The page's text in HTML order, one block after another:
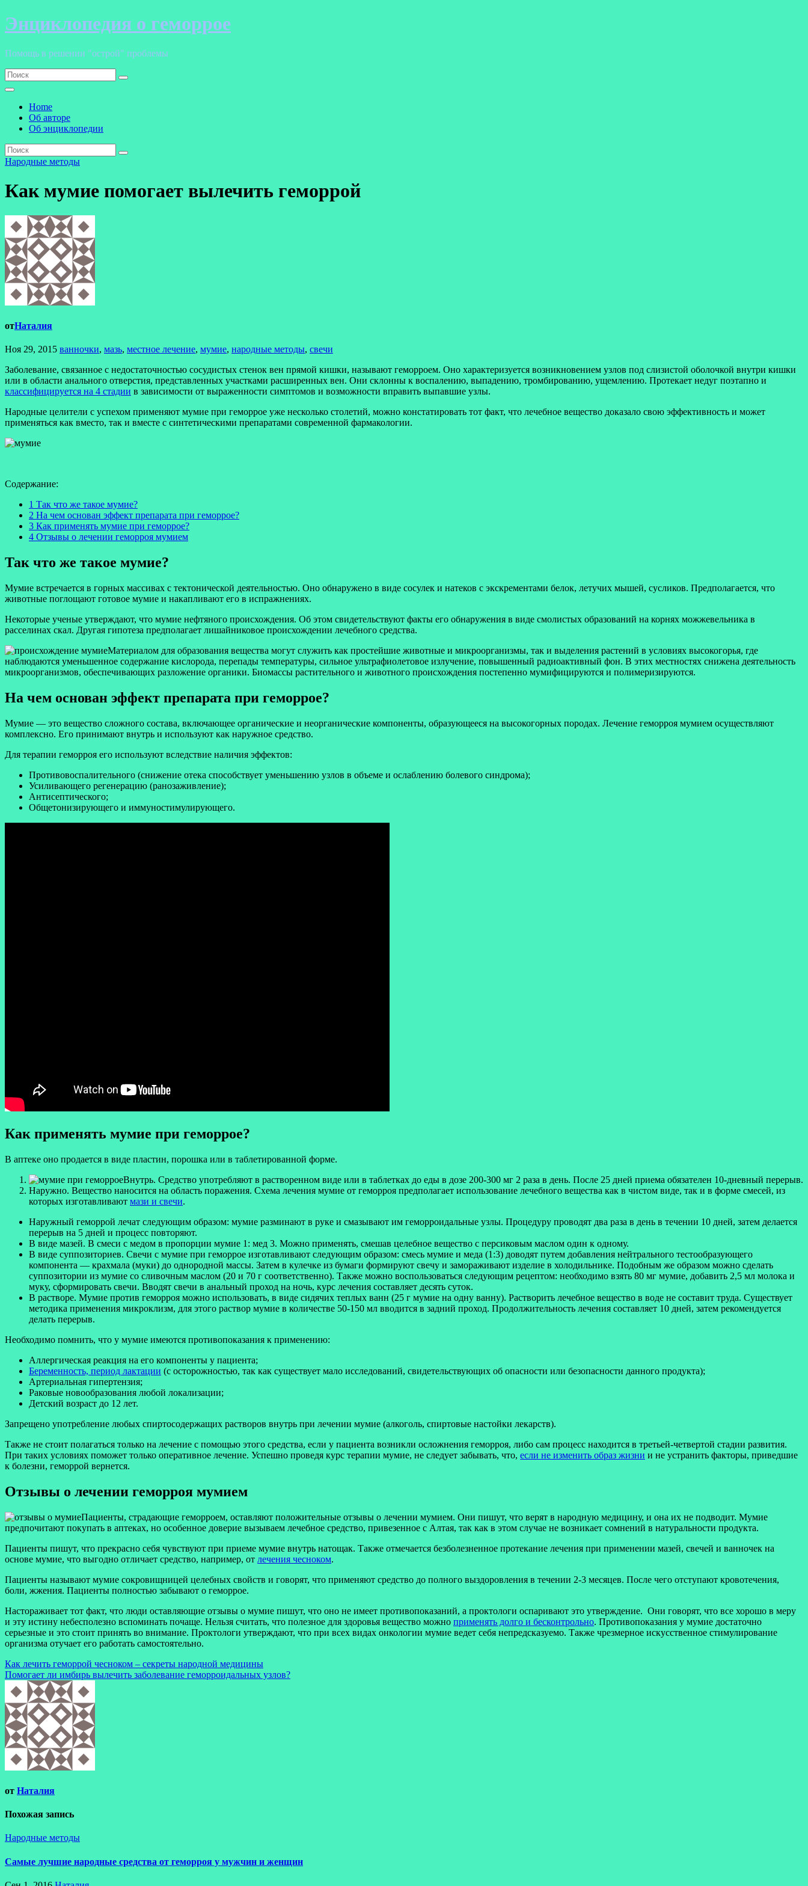
Перейти
к
Энциклопедия о геморрое
Помощь в решении "острой" проблемы
Home
Об авторе
Об энциклопедии
Народные методы
Как мумие помогает вылечить геморрой
отНаталия
Ноя 29, 2015 ванночки, мазь, местное лечение, мумие, народные методы, свечи
Заболевание, связанное с недостаточностью сосудистых стенок вен прямой кишки, называют геморроем. Оно характеризуется возникновением узлов под слизистой оболочкой внутри кишки
или в области анального отверстия, представленных участками расширенных вен. Они склонны к воспалению, выпадению, тромбированию, ущемлению. Протекает недуг поэтапно и
классифицируется на 4 стадии в зависимости от выраженности симптомов и возможности вправить выпавшие узлы.
Народные целители с успехом применяют мумие при геморрое уже несколько столетий, можно констатировать тот факт, что лечебное вещество доказало свою эффективность и может
применяться как вместо, так и вместе с синтетическими препаратами современной фармакологии.
Содержание:
1 Так что же такое мумие?
2 На чем основан эффект препарата при геморрое?
3 Как применять мумие при геморрое?
4 Отзывы о лечении геморроя мумием
Так что же такое мумие?
Мумие встречается в горных массивах с тектонической деятельностью. Оно обнаружено в виде сосулек и натеков с экскрементами белок, летучих мышей, сусликов. Предполагается, что
животные поглощают готовое мумие и накапливают его в испражнениях.
Некоторые ученые утверждают, что мумие нефтяного происхождения. Об этом свидетельствуют факты его обнаружения в виде смолистых образований на корнях можжевельника в
расселинах скал. Другая гипотеза предполагает лишайниковое происхождении лечебного средства.
Материалом для образования вещества могут служить как простейшие животные и микроорганизмы, так и выделения растений в условиях высокогорья, где
наблюдаются уменьшенное содержание кислорода, перепады температуры, сильное ультрафиолетовое излучение, повышенный радиоактивный фон. В этих местностях снижена деятельность
микроорганизмов, обеспечивающих разложение органики. Биомассы растительного и животного происхождения постепенно мумифицируются и полимеризируются.
На чем основан эффект препарата при геморрое?
Мумие — это вещество сложного состава, включающее органические и неорганические компоненты, образующееся на высокогорных породах. Лечение геморроя мумием осуществляют
комплексно. Его принимают внутрь и используют как наружное средство.
Для терапии геморроя его используют вследствие наличия эффектов:
Противовоспалительного (снижение отека способствует уменьшению узлов в объеме и ослаблению болевого синдрома);
Усиливающего регенерацию (ранозаживление);
Антисептического;
Общетонизирующего и иммуностимулирующего.
Как применять мумие при геморрое?
В аптеке оно продается в виде пластин, порошка или в таблетированной форме.
Внутрь. Средство употребляют в растворенном виде или в таблетках до еды в дозе 200-300 мг 2 раза в день. После 25 дней приема обязателен 10-дневный перерыв.
Наружно. Вещество наносится на область поражения. Схема лечения мумие от геморроя предполагает использование лечебного вещества как в чистом виде, так и в форме смесей, из
которых изготавливают мази и свечи.
Наружный геморрой лечат следующим образом: мумие разминают в руке и смазывают им геморроидальные узлы. Процедуру проводят два раза в день в течении 10 дней, затем делается
перерыв на 5 дней и процесс повторяют.
В виде мазей. В смеси с медом в пропорции мумие 1: мед 3. Можно применять, смешав целебное вещество с персиковым маслом один к одному.
В виде суппозиториев. Свечи с мумие при геморрое изготавливают следующим образом: смесь мумие и меда (1:3) доводят путем добавления нейтрального тестообразующего
компонента — крахмала (муки) до однородной массы. Затем в кулечке из бумаги формируют свечу и замораживают изделие в холодильнике. Подобным же образом можно сделать
суппозитории из мумие со сливочным маслом (20 и 70 г соответственно). Также можно воспользоваться следующим рецептом: необходимо взять 80 мг мумие, добавить 2,5 мл молока и
муку, сформировать свечи. Вводят свечи в анальный проход на ночь, курс лечения составляет десять суток.
В растворе. Мумие против геморроя можно использовать, в виде сидячих теплых ванн (25 г мумие на одну ванну). Растворить лечебное вещество в воде не составит труда. Существует
методика применения микроклизм, для этого раствор мумие в количестве 50-150 мл вводится в задний проход. Продолжительность лечения составляет 10 дней, затем рекомендуется
делать перерыв.
Необходимо помнить, что у мумие имеются противопоказания к применению:
Аллергическая реакция на его компоненты у пациента;
Беременность, период лактации (с осторожностью, так как существует мало исследований, свидетельствующих об опасности или безопасности данного продукта);
Артериальная гипертензия;
Раковые новообразования любой локализации;
Детский возраст до 12 лет.
Запрещено употребление любых спиртосодержащих растворов внутрь при лечении мумие (алкоголь, спиртовые настойки лекарств).
Также не стоит полагаться только на лечение с помощью этого средства, если у пациента возникли осложнения геморроя, либо сам процесс находится в третьей-четвертой стадии развития.
При таких условиях поможет только оперативное лечение. Успешно проведя курс терапии мумие, не следует забывать, что, если не изменить образ жизни и не устранить факторы, приведшие
к болезни, геморрой вернется.
Отзывы о лечении геморроя мумием
Пациенты, страдающие геморроем, оставляют положительные отзывы о лечении мумием. Они пишут, что верят в народную медицину, и она их не подводит. Мумие
предпочитают покупать в аптеках, но особенное доверие вызываем лечебное средство, привезенное с Алтая, так как в этом случае не возникает сомнений в натуральности продукта.
Пациенты пишут, что прекрасно себя чувствуют при приеме мумие внутрь натощак. Также отмечается безболезненное протекание лечения при применении мазей, свечей и ванночек на
основе мумие, что выгодно отличает средство, например, от лечения чесноком.
Пациенты называют мумие сокровищницей целебных свойств и говорят, что применяют средство до полного выздоровления в течении 2-3 месяцев. После чего отступают кровотечения,
боли, жжения. Пациенты полностью забывают о геморрое.
Настораживает тот факт, что люди оставляющие отзывы о мумие пишут, что оно не имеет противопоказаний, а проктологи оспаривают это утверждение. Они говорят, что все хорошо в меру
и эту истину небесполезно вспоминать почаще. Нельзя считать, что полезное для здоровья вещество можно применять долго и бесконтрольно. Противопоказания у мумие достаточно
серьезные и это стоит принять во внимание. Проктологи утверждают, что при всех видах онкологии мумие ведет себя непредсказуемо. Также чрезмерное искусственное стимулирование
организма отучает его работать самостоятельно.
Навигация
по
записям
Как лечить геморрой чесноком – секреты народной медицины
Помогает ли имбирь вылечить заболевание геморроидальных узлов?
от Наталия
Похожая запись
Народные методы
Самые лучшие народные средства от геморроя у мужчин и женщин